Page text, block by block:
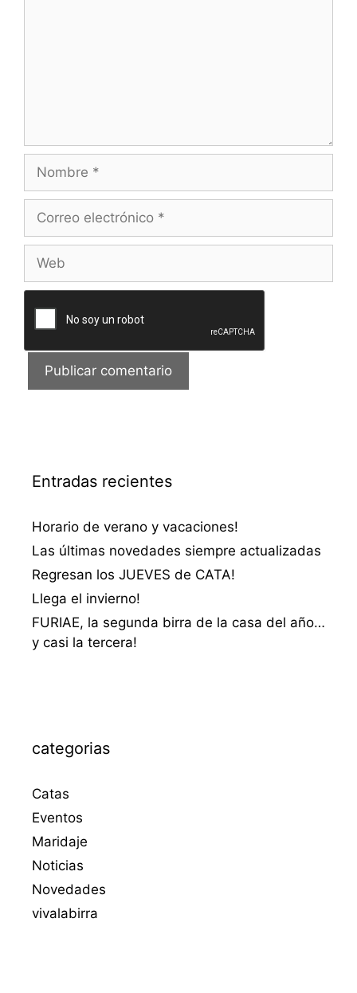
electrónico
Entradas recientes
Horario de verano y vacaciones!
Las últimas novedades siempre actualizadas
Regresan los JUEVES de CATA!
Llega el invierno!
FURIAE, la segunda birra de la casa del año…
y casi la tercera!
categorias
Catas
Eventos
Maridaje
Noticias
Novedades
vivalabirra